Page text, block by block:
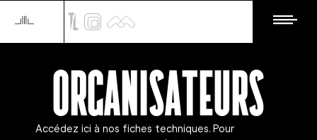
Organisateurs
Accédez ici à nos fiches techniques. Pour